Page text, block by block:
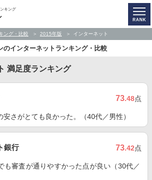
キング
ング・比較 2015年版 インターネット
のインターネットランキング・比較
満足度ランキング
73.48点
さがとても良かった。（40代／男性）
銀行 73.42点
も審査が通りやすかった点が良い（30代／